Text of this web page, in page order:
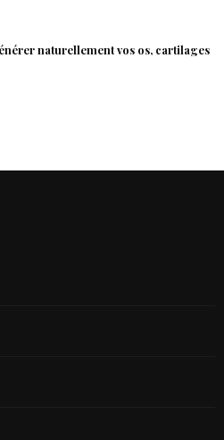
naturellement vos os, cartilages